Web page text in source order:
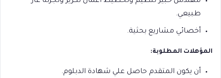
طبيعي.
أخصائي مشاريع بحثية.
المؤهلات المطلوبة:
أن يكون المتقدم حاصل علي شهادة الدبلوم.